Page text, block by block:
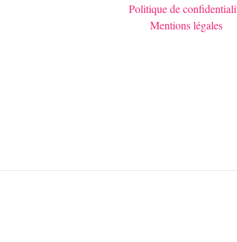
Politique de
Mentions légales